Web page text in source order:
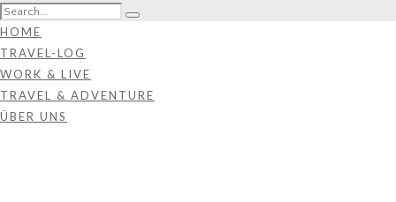
HOME
TRAVEL-LOG
WORK & LIVE
TRAVEL & ADVENTURE
ÜBER UNS